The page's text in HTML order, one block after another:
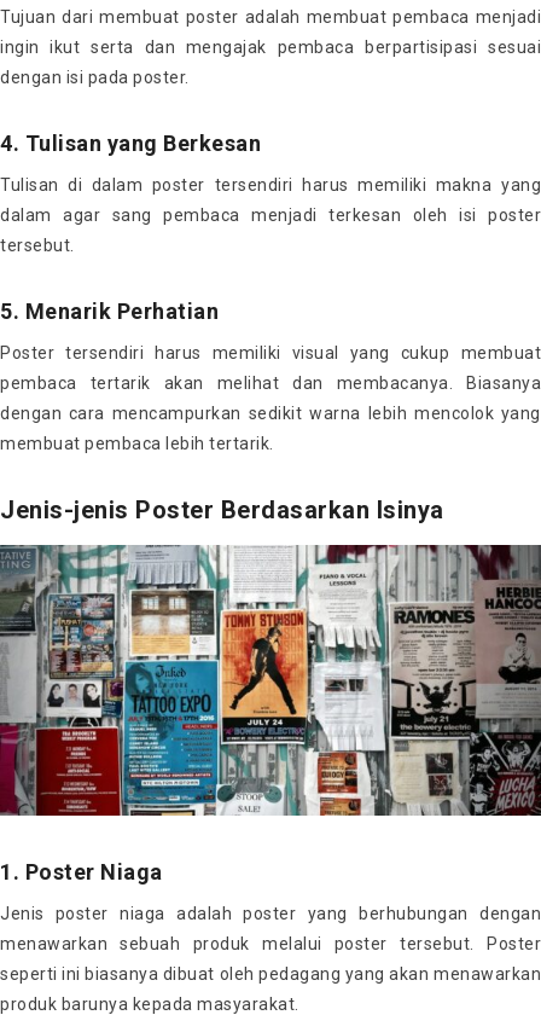
Tujuan dari membuat poster adalah membuat pembaca menjadi
ingin ikut serta dan mengajak pembaca berpartisipasi sesuai
dengan isi pada poster.
4. Tulisan yang Berkesan
Tulisan di dalam poster tersendiri harus memiliki makna yang
dalam agar sang pembaca menjadi terkesan oleh isi poster
tersebut.
5. Menarik Perhatian
Poster tersendiri harus memiliki visual yang cukup membuat
pembaca tertarik akan melihat dan membacanya. Biasanya
dengan cara mencampurkan sedikit warna lebih mencolok yang
membuat pembaca lebih tertarik.
Jenis-jenis Poster Berdasarkan Isinya
1. Poster Niaga
Jenis poster niaga adalah poster yang berhubungan dengan
menawarkan sebuah produk melalui poster tersebut. Poster
seperti ini biasanya dibuat oleh pedagang yang akan menawarkan
produk barunya kepada masyarakat.